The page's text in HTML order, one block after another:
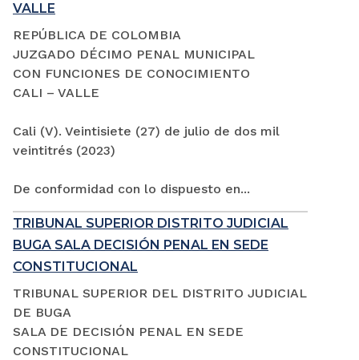
VALLE
REPÚBLICA DE COLOMBIA
JUZGADO DÉCIMO PENAL MUNICIPAL
CON FUNCIONES DE CONOCIMIENTO
CALI – VALLE
Cali (V). Veintisiete (27) de julio de dos mil
veintitrés (2023)
De conformidad con lo dispuesto en...
TRIBUNAL SUPERIOR DISTRITO JUDICIAL
BUGA SALA DECISIÓN PENAL EN SEDE
CONSTITUCIONAL
TRIBUNAL SUPERIOR DEL DISTRITO JUDICIAL
DE BUGA
SALA DE DECISIÓN PENAL EN SEDE
CONSTITUCIONAL